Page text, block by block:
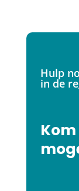
Hulp
in de